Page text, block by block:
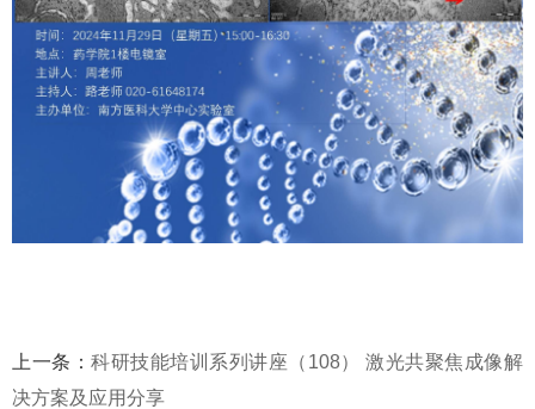
上一条：科研技能培训系列讲座（108） 激光共聚焦成像解
决方案及应用分享